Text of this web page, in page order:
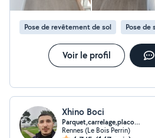
Pose de revêtement de sol Pose de
Voir le profil
Xhino Boci
Parquet,carrelage,placo…
Rennes (Le Bois Perrin)